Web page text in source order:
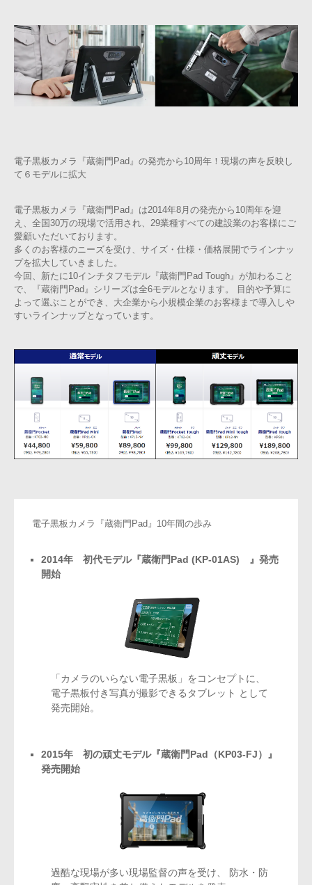
電子黒板カメラ『蔵衛門Pad』の発売から10周年！現場の声を反映し
て６モデルに拡大
電子黒板カメラ『蔵衛門Pad』は2014年8月の発売から10周年を迎
え、全国30万の現場で活用され、29業種すべての建設業のお客様にご
愛顧いただいております。
多くのお客様のニーズを受け、サイズ・仕様・価格展開でラインナッ
プを拡大していきました。
今回、新たに10インチタフモデル『蔵衛門Pad Tough』が加わること
で、『蔵衛門Pad』シリーズは全6モデルとなります。 目的や予算に
よって選ぶことができ、大企業から小規模企業のお客様まで導入しや
すいラインナップとなっています。
電子黒板カメラ『蔵衛門Pad』10年間の歩み
2014年 初代モデル『蔵衛門Pad (KP-01AS) 』発売
開始
「カメラのいらない電子黒板」をコンセプトに、
電子黒板付き写真が撮影できるタブレット として
発売開始。
2015年 初の頑丈モデル『蔵衛門Pad（KP03-FJ）』
発売開始
過酷な現場が多い現場監督の声を受け、
防水・防